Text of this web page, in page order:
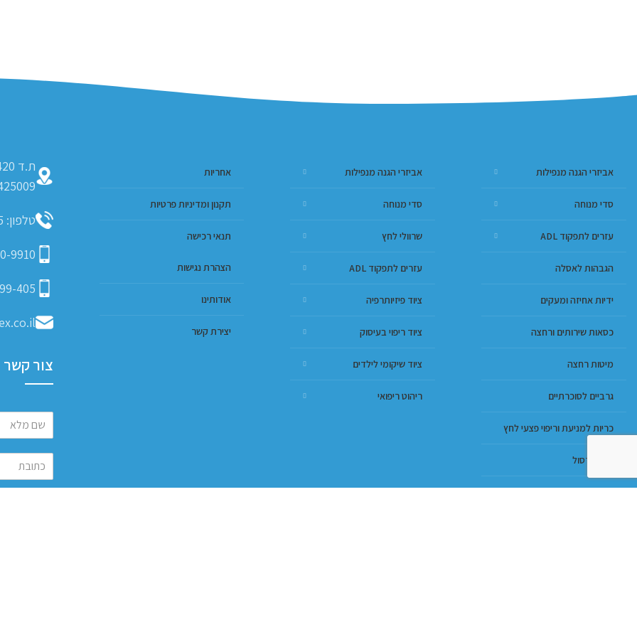
אביזרי הגנה מנפילות
סדי מנוחה
עזרים לתפקוד ADL
הגבהות לאסלה
ידיות אחיזה ומעקים
כסאות שירותים ורחצה
מיטות רחצה
גרביים לסוכרתיים
כריות למניעת וריפוי פצעי לחץ
מגני קרסול
מזרונים נגד פצעי לחץ
אביזרי הגנה מנפילות
סדי מנוחה
שרוולי לחץ
עזרים לתפקוד ADL
ציוד פיזיותרפיה
ציוד ריפוי בעיסוק
ציוד שיקומי לילדים
ריהוט ריפואי
אחריות
תקנון ומדיניות פרטיות
תנאי רכישה
הצהרת נגישות
אודותינו
יצירת קשר
טלפון: 09-793-9635
9910
405
צור קשר